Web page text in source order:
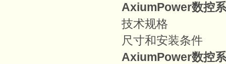
AxiumPower数控
技术规格
尺寸和安装条件
AxiumPower数控